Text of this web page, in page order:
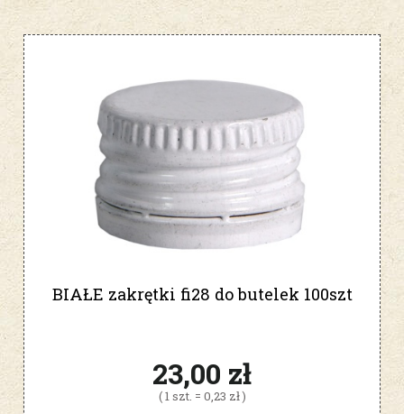
BIAŁE zakrętki fi28 do butelek 100szt
23,00 zł
( 1 szt. = 0,23 zł )